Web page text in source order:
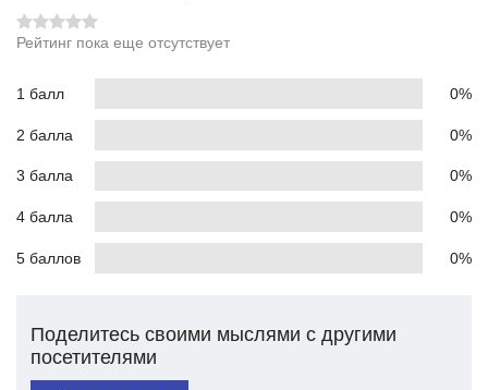
Рейтинг пока еще отсутствует
1 балл 0%
2 балла 0%
3 балла 0%
4 балла 0%
5 баллов 0%
Поделитесь своими мыслями с другими
посетителями